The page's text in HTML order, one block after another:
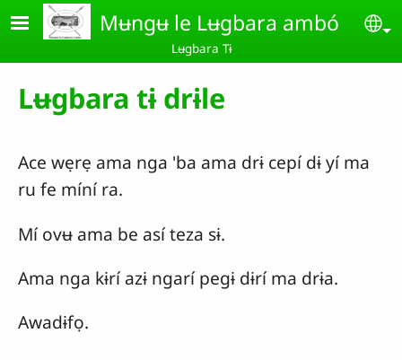
Skip to main contentMʉngʉ le Lʉgbara ambó
Lʉgbara Tɨ
Lʉgbara tɨ drɨle
Ace wẹrẹ ama nga 'ba ama drɨ cepí dɨ yí ma
ru fe míní ra.
Mí ovʉ ama be así teza sɨ.
Ama nga kɨrí azɨ ngarí pegɨ dɨrí ma drɨa.
Awadɨfọ.